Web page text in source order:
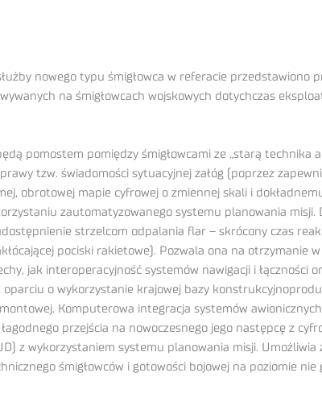
nowego typu śmigłowca w referacie przedstawiono
na śmigłowcach wojskowych dotychczas
pomostem pomiędzy śmigłowcami ze „starą technika
tzw. świadomości sytuacyjnej załóg (poprzez
obrotowej mapie cyfrowej o zmiennej skali i
zautomatyzowanego systemu planowania misji.
strzelcom odpalania flar – skrócony czas
pociski rakietowe). Pozwala ona na otrzymanie
jak interoperacyjność systemów nawigacji i łączności
o wykorzystanie krajowej bazy
Komputerowa integracja systemów
przejścia na nowoczesnego jego następcę z
z wykorzystaniem systemu planowania misji. Umożliwia
śmigłowców i gotowości bojowej na poziomie nie